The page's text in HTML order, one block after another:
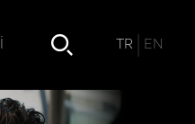
TR EN